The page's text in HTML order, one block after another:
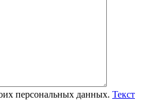
персональных данных. Текст